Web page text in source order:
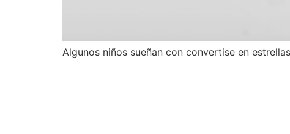
Algunos niños sueñan con convertise en